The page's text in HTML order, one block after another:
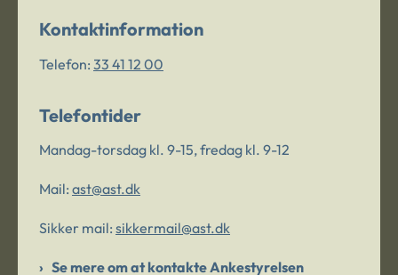
Kontaktinformation
Telefon: 33 41 12 00
Telefontider
Mandag-torsdag kl. 9-15, fredag kl. 9-12
Mail: ast@ast.dk
Sikker mail: sikkermail@ast.dk
Se mere om at kontakte Ankestyrelsen